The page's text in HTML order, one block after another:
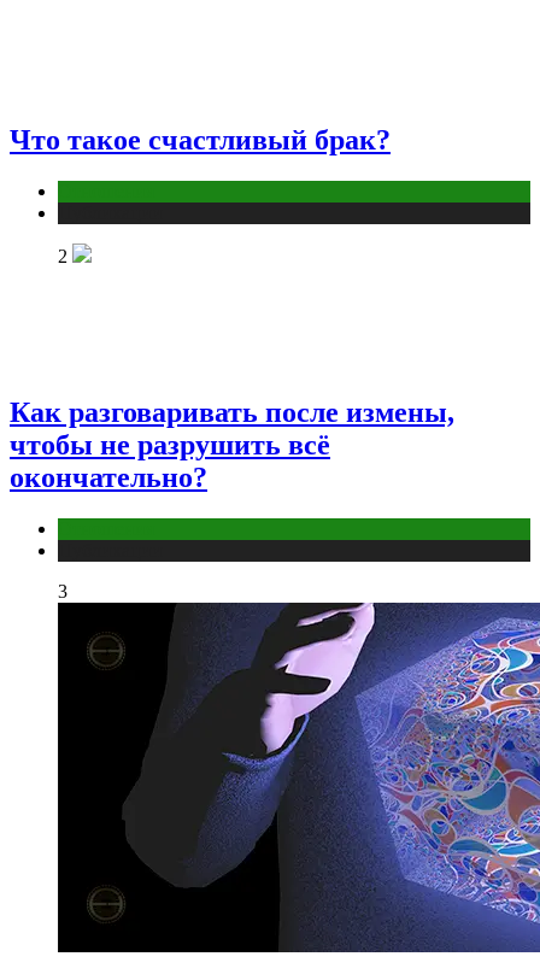
Что такое счастливый брак?
2
Как разговаривать после измены,
чтобы не разрушить всё
окончательно?
3